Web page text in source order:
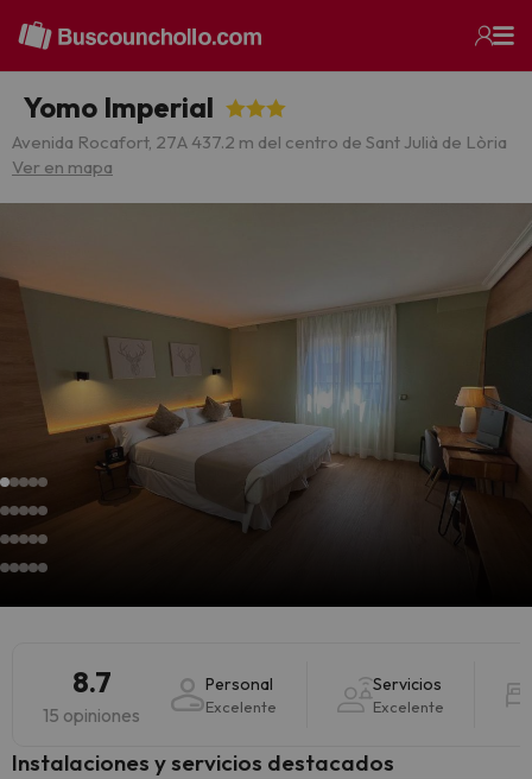
Yomo Imperial
Avenida Rocafort, 27A 437.2 m del centro de Sant Julià de Lòria
Ver en mapa
8.7
15 opiniones
Personal
Excelente
Servicios
Excelente
Instalaciones y servicios destacados